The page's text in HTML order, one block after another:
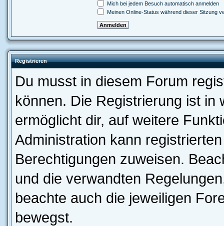
Mich bei jedem Besuch automatisch anmelden
Meinen Online-Status während dieser Sitzung
Registrieren
Du musst in diesem Forum
können. Die Registrierung ist in
ermöglicht dir, auf weitere
Administration kann
Berechtigungen zuweisen.
und die verwandten
beachte auch die jeweiligen
bewegst.